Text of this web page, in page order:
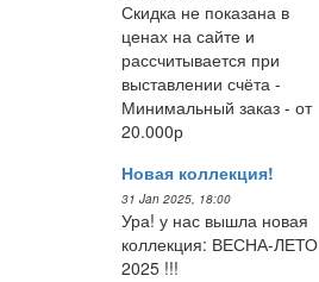
Скидка не показана в
ценах на сайте и
рассчитывается при
выставлении счёта -
Минимальный заказ - от
20.000р
Новая коллекция!
31 Jan 2025, 18:00
Ура! у нас вышла новая
коллекция: ВЕСНА-ЛЕТО
2025 !!!